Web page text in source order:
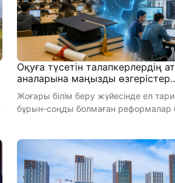
Оқуға түсетін талапкерлердің
аналарына маңызды өзгерістер
жарияланды
Жоғары білім беру жүйесінде ел
бұрын-соңды болмаған реформалар